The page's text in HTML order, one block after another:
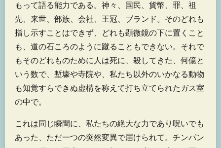
もって語る能力である。神々、国民、貨幣、罪、祖
先、来世、部族、会社、王冠、ブランド。そのどれも
指し示すことはできず、どれも顕微鏡の下に置くこと
も、道の石ころのように蹴ることもできない。それで
もそのどれものために人は死に、殺してきた、何億と
いう数で、塹壕や寺院や、私たち以外のいかなる動物
も知覚すらできぬ虚構を称えて打ち立てられたガス室
の中で。
これは同じ瞬間に、私たちの絶大な力であり呪いでも
あった、ただ一つの突然変異で届けられて。チンパン